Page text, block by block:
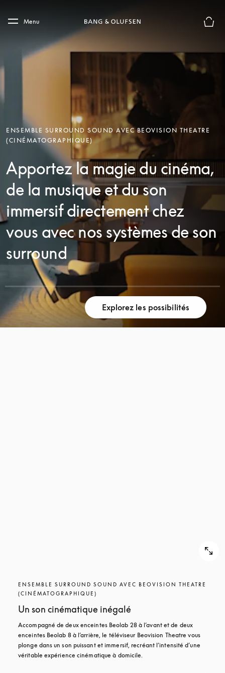
Skip to main footer
Menu
ENSEMBLE SURROUND SOUND AVEC BEOVISION THEATRE
(CINÉMATOGRAPHIQUE)
Apportez la magie du cinéma,
de la musique et du son
immersif directement chez
vous avec nos systèmes de son
surround
DÉFILER
FAITES
LA
Explorez les possibilités
ENSEMBLE SURROUND SOUND AVEC BEOVISION THEATRE
(CINÉMATOGRAPHIQUE)
Un son cinématique inégalé
Accompagné de deux enceintes Beolab 28 à l’avant et de deux
enceintes Beolab 8 à l’arrière, le téléviseur Beovision Theatre vous
plonge dans un son puissant et immersif, recréant l’intensité d’une
véritable expérience cinématique à domicile.